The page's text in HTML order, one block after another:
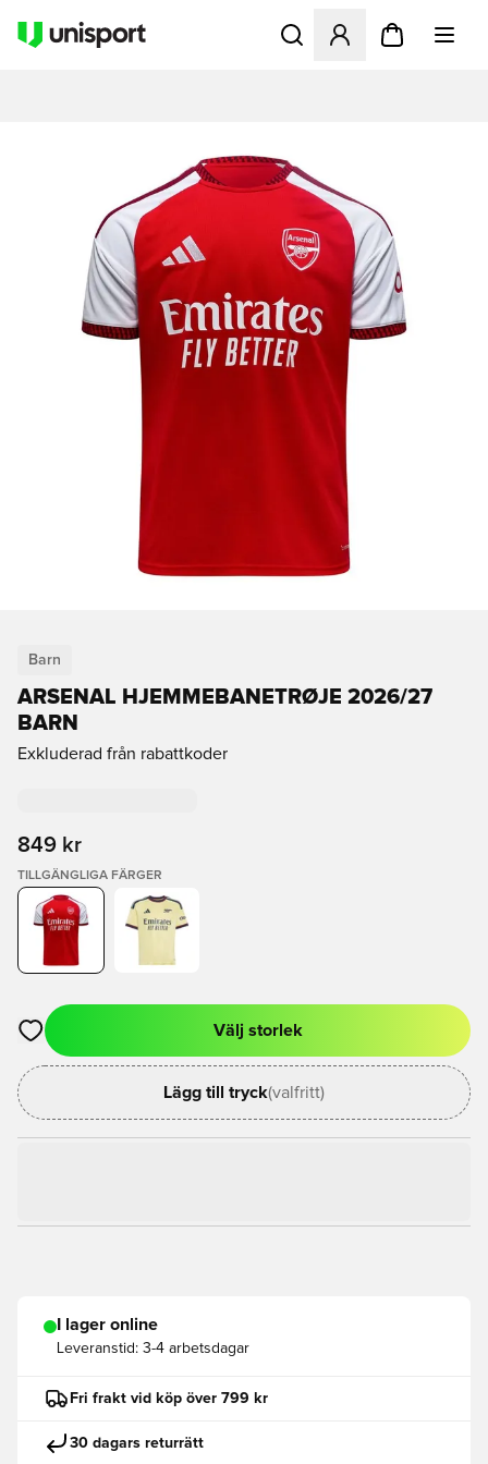
Öppnar en Modal för att
Barn
ARSENAL HJEMMEBANETRØJE 2026/27
BARN
Exkluderad från rabattkoder
849 kr
TILLGÄNGLIGA FÄRGER
Öppnar en Modal för att logga in eller registrera dig som
Välj storlek
Lägg till tryck(valfritt)
I lager online
Leveranstid: 3-4 arbetsdagar
Fri frakt vid köp över 799 kr
30 dagars returrätt